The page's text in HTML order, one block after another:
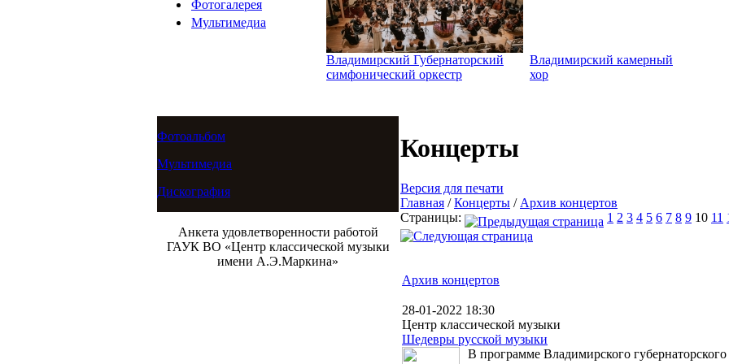
Фотогалерея
Мультимедиа
Владимирский Губернаторский
симфонический оркестр
Владимирский камерный
хор
Фотоальбом
Мультимедиа
Дискография
Анкета удовлетворенности работой
ГАУК ВО «Центр классической музыки
имени А.Э.Маркина»
Концерты
Версия для печати
Главная /Концерты / Архив концертов
Страницы:
1 2 3 4 5 6 7 8 9 10 11
Архив концертов
28-01-2022 18:30
Центр классической музыки
Шедевры русской музыки
В программе Владимирского